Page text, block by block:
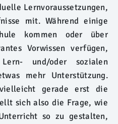
Lernvoraussetzungen,
mit. Während einige
kommen oder über
Vorwissen verfügen,
und/oder sozialen
mehr Unterstützung.
gerade erst die
sich also die Frage, wie
so zu gestalten,